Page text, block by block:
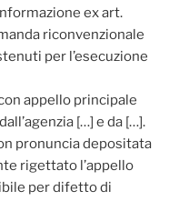
ex art.
riconvenzionale
per l’esecuzione
appello principale
[…] e da […].
pronuncia depositata
rigettato l’appello
per difetto di